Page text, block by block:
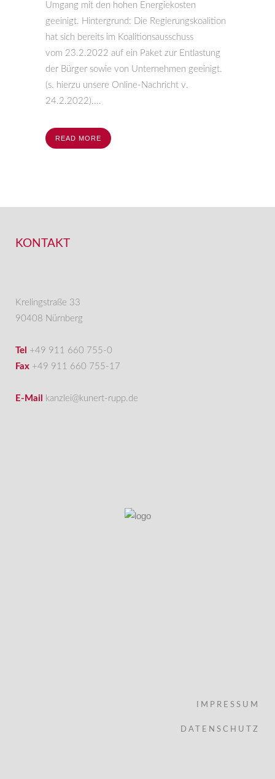
Umgang mit den hohen Energiekosten
geeinigt. Hintergrund: Die Regierungskoalition
hat sich bereits im Koalitionsausschuss
vom 23.2.2022 auf ein Paket zur Entlastung
der Bürger sowie von Unternehmen geeinigt.
(s. hierzu unsere Online-Nachricht v.
24.2.2022)....
READ MORE
KONTAKT
Krelingstraße 33
90408 Nürnberg
Tel +49 911 660 755-0
Fax +49 911 660 755-17
E-Mail kanzlei@kunert-rupp.de
IMPRESSUM
DATENSCHUTZ